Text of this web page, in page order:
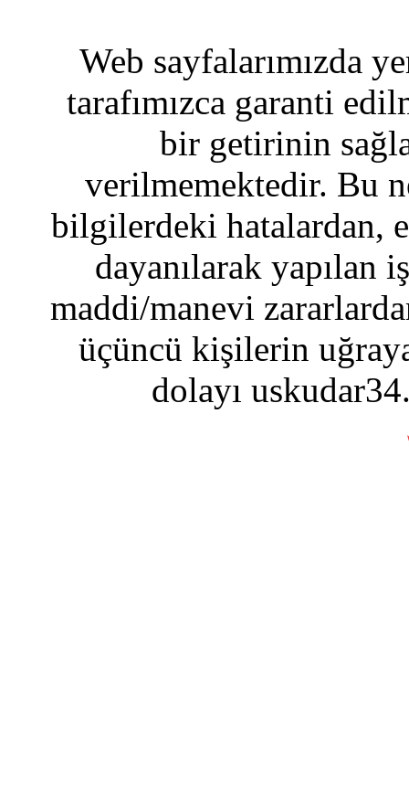
Web sayfalarımızda
tarafımızca garanti
bir getirinin
verilmemektedir. Bu
bilgilerdeki hatalardan,
dayanılarak yapılan
maddi/manevi
üçüncü kişilerin
dolayı